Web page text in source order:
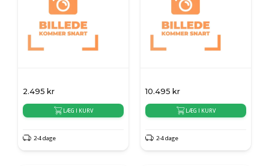
2.495 kr
LÆG I KURV
2-4 dage
10.495 kr
LÆG I KURV
2-4 dage